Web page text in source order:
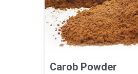
Carob Powder